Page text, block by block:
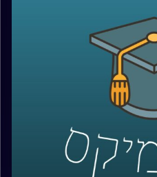
רכשה קבוצות כדורגל כמו
בעשרות מיליארדים ולפי
עם מנהיגים
המטרה האמיתית היא
דעת קהל עולמית.
תקשורת אחד אל-ג'זירה.
לאחד המשפיעים בעולם,